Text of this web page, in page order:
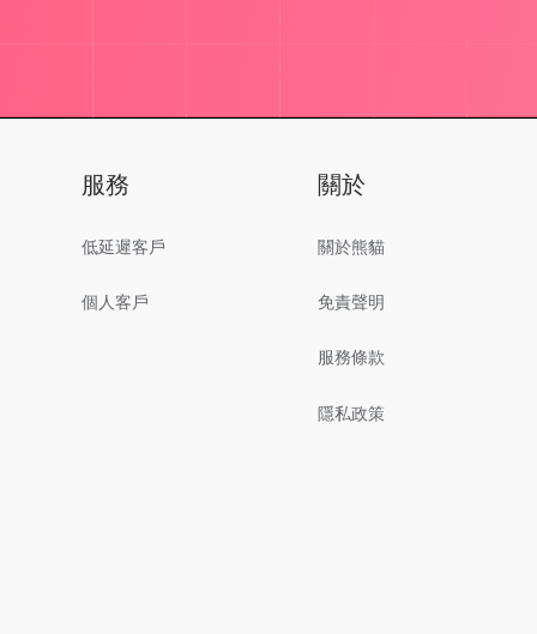
服務
低延遲客戶
個人客戶
關於
關於熊貓
免責聲明
服務條款
隱私政策